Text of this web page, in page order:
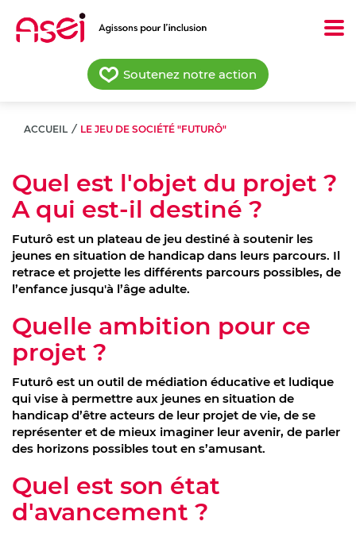
contenu
Soutenez notre action
ACCUEIL / LE JEU DE SOCIÉTÉ "FUTURÔ"
Quel est l'objet du projet ?
A qui est-il destiné ?
Futurô est un plateau de jeu destiné à soutenir les
jeunes en situation de handicap dans leurs parcours. Il
retrace et projette les différents parcours possibles, de
l’enfance jusqu'à l’âge adulte.
Quelle ambition pour ce
projet ?
Futurô est un outil de médiation éducative et ludique
qui vise à permettre aux jeunes en situation de
handicap d’être acteurs de leur projet de vie, de se
représenter et de mieux imaginer leur avenir, de parler
des horizons possibles tout en s’amusant.
Quel est son état
d'avancement ?